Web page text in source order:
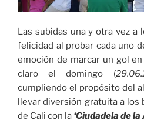
Las subidas una y otra vez a
felicidad al probar cada uno
emoción de marcar un gol
claro el domingo (
cumpliendo el propósito del
llevar diversión gratuita a
de Cali con la ‘Ciudadela de la